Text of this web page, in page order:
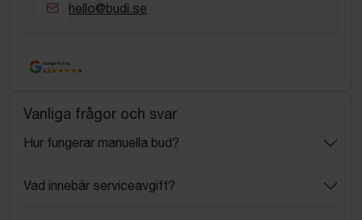
hello@budi.se
Google Rating
4.5
Vanliga frågor och svar
Hur fungerar manuella bud?
Vad innebär serviceavgift?